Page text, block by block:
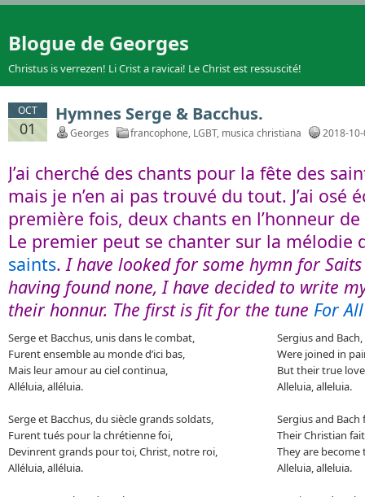
Blogue de Georges
Christus is verrezen! Li Crist a ravicai! Le Christ est ressuscité!
OCT
01
Hymnes Serge & Bacchus.
Georges francophone, LGBT, musica christiana 2018-
J’ai cherché des chants pour la fête des
mais je n’en ai pas trouvé du tout. J’ai osé
première fois, deux chants en l’honneur
Le premier peut se chanter sur la mélodie
saints.I have looked for some hymn for Saits
having found none, I have decided to write
their honnur. The first is fit for the tune For
Serge et Bacchus, unis dans le combat,
Furent ensemble au monde d’ici bas,
Mais leur amour au ciel continua,
Alléluia, alléluia.
Sergius and
Were joined in
But their true
Alleluia, alleluia.
Serge et Bacchus, du siècle grands soldats,
Furent tués pour la chrétienne foi,
Devinrent grands pour toi, Christ, notre roi,
Alléluia, alléluia.
Sergius and
Their Christian
They are
Alleluia, alleluia.